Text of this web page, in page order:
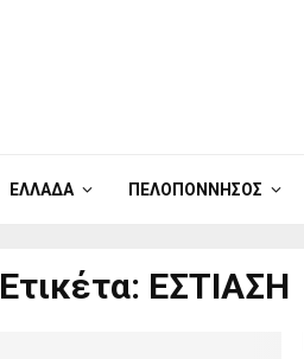
ΕΛΛΆΔΑ ΠΕΛΟΠΌΝΝΗΣΟΣ
Ετικέτα: ΕΣΤΙΑΣΗ